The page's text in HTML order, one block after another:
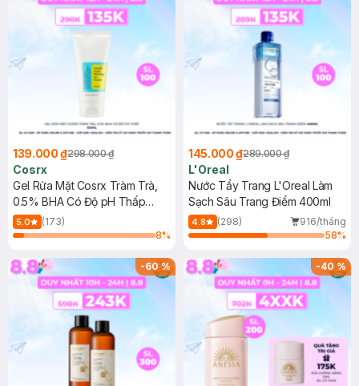
139.000 ₫298.000 ₫
Cosrx
Gel Rửa Mặt Cosrx Tràm Trà,
0.5% BHA Có Độ pH Thấp
150ml
5.0
(173)
8%
145.000 ₫289.000 ₫
L'Oreal
Nước Tẩy Trang L'Oreal Làm
Sạch Sâu Trang Điểm 400ml
4.8 (298)
916/tháng
58%
-60% -40%